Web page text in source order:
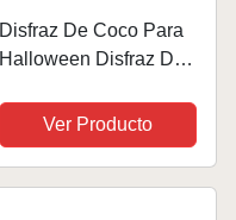
Disfraz De Coco Para
Halloween Disfraz De
Sudadera
Ver Producto